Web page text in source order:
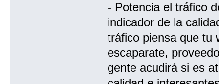
- Potencia el tráfico
indicador de la
tráfico piensa que tu
escaparate,
gente acudirá si es